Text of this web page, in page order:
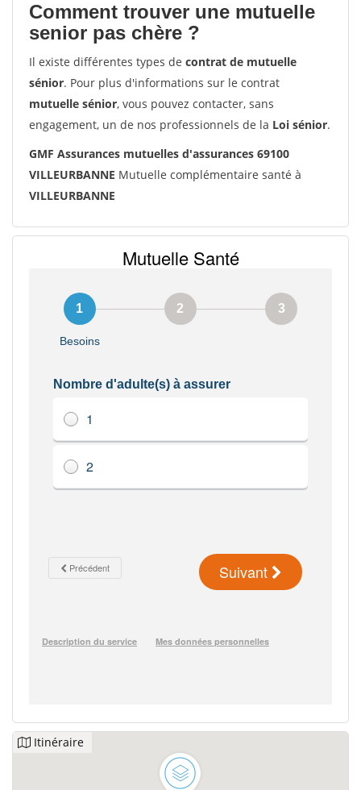
Comment trouver une mutuelle
senior pas chère ?
Il existe différentes types de contrat de mutuelle
sénior. Pour plus d'informations sur le contrat
mutuelle sénior, vous pouvez contacter, sans
engagement, un de nos professionnels de la Loi sénior.
GMF Assurances mutuelles d'assurances 69100
VILLEURBANNE Mutuelle complémentaire santé à
VILLEURBANNE
Itinéraire